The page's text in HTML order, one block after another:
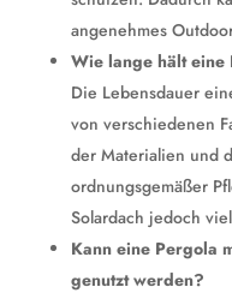
angenehmes
Wie lange hält eine
Die Lebensdauer
von verschiedenen
der Materialien und
ordnungsgemäßer
Solardach jedoch
Kann eine Pergola
genutzt werden?